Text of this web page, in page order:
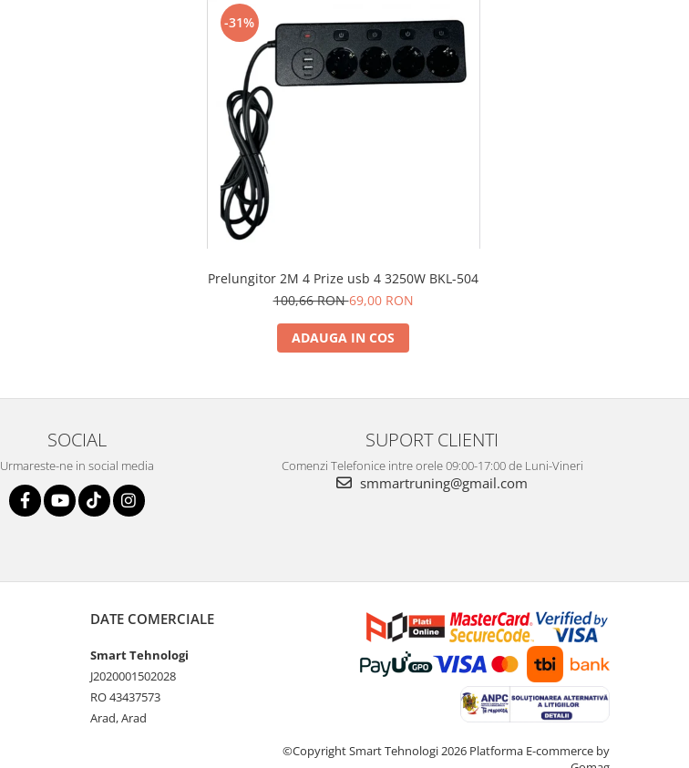
-31%
Prelungitor 2M 4 Prize usb 4 3250W BKL-504
100,66 RON69,00 RON
ADAUGA IN COS
SOCIAL
Urmareste-ne in social media
SUPORT CLIENTI
Comenzi Telefonice intre orele 09:00-17:00 de Luni-Vineri
smmartruning@gmail.com
DATE COMERCIALE
Smart Tehnologi
J2020001502028
RO 43437573
Arad, Arad
©Copyright Smart Tehnologi 2026 Platforma E-commerce by